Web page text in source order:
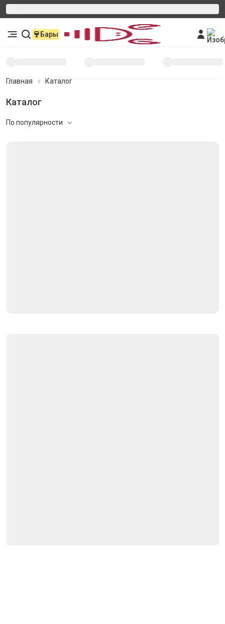
Бары
Главная Каталог
Каталог
По популярности